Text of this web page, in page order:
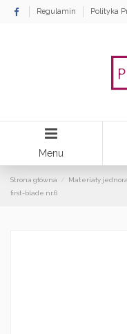
Regulamin Polityka
Menu
Strona główna Materiały
first-blade nr.6